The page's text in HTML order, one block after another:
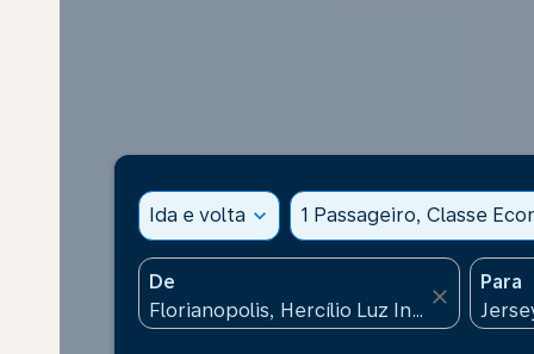
Ida e volta expand_more 1 Passageiro, Classe
De
close
Para